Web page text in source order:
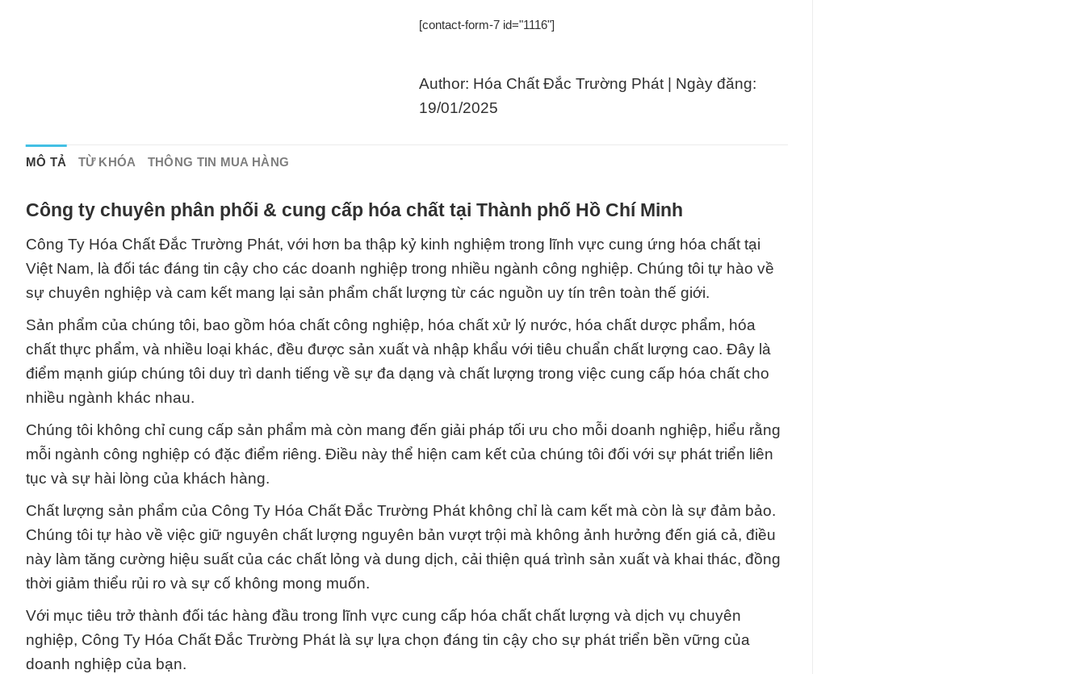
[contact-form-7 id="1116"]
Author: Hóa Chất Đắc Trường Phát | Ngày đăng:
19/01/2025
MÔ TẢ TỪ KHÓA THÔNG TIN MUA HÀNG
Công ty chuyên phân phối & cung cấp hóa chất tại Thành phố Hồ Chí Minh
Công Ty Hóa Chất Đắc Trường Phát, với hơn ba thập kỷ kinh nghiệm trong lĩnh vực cung ứng hóa chất tại
Việt Nam, là đối tác đáng tin cậy cho các doanh nghiệp trong nhiều ngành công nghiệp. Chúng tôi tự hào về
sự chuyên nghiệp và cam kết mang lại sản phẩm chất lượng từ các nguồn uy tín trên toàn thế giới.
Sản phẩm của chúng tôi, bao gồm hóa chất công nghiệp, hóa chất xử lý nước, hóa chất dược phẩm, hóa
chất thực phẩm, và nhiều loại khác, đều được sản xuất và nhập khẩu với tiêu chuẩn chất lượng cao. Đây là
điểm mạnh giúp chúng tôi duy trì danh tiếng về sự đa dạng và chất lượng trong việc cung cấp hóa chất cho
nhiều ngành khác nhau.
Chúng tôi không chỉ cung cấp sản phẩm mà còn mang đến giải pháp tối ưu cho mỗi doanh nghiệp, hiểu rằng
mỗi ngành công nghiệp có đặc điểm riêng. Điều này thể hiện cam kết của chúng tôi đối với sự phát triển liên
tục và sự hài lòng của khách hàng.
Chất lượng sản phẩm của Công Ty Hóa Chất Đắc Trường Phát không chỉ là cam kết mà còn là sự đảm bảo.
Chúng tôi tự hào về việc giữ nguyên chất lượng nguyên bản vượt trội mà không ảnh hưởng đến giá cả, điều
này làm tăng cường hiệu suất của các chất lỏng và dung dịch, cải thiện quá trình sản xuất và khai thác, đồng
thời giảm thiểu rủi ro và sự cố không mong muốn.
Với mục tiêu trở thành đối tác hàng đầu trong lĩnh vực cung cấp hóa chất chất lượng và dịch vụ chuyên
nghiệp, Công Ty Hóa Chất Đắc Trường Phát là sự lựa chọn đáng tin cậy cho sự phát triển bền vững của
doanh nghiệp của bạn.